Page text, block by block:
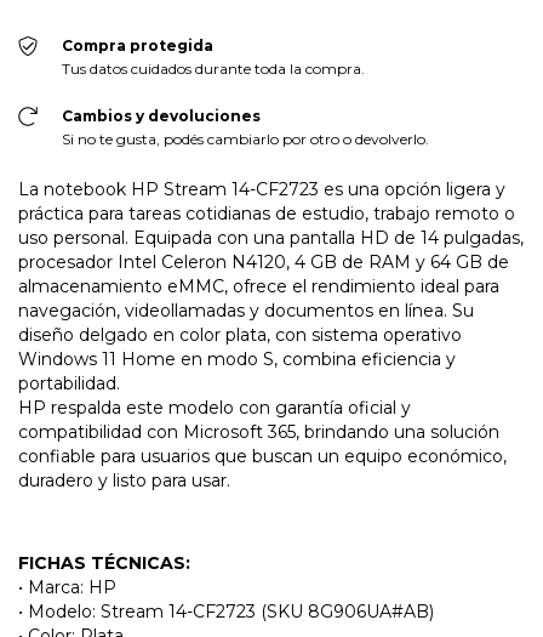
Compra protegida
Tus datos cuidados durante toda la compra.
Cambios y devoluciones
Si no te gusta, podés cambiarlo por otro o devolverlo.
La notebook HP Stream 14-CF2723 es una opción ligera y
práctica para tareas cotidianas de estudio, trabajo remoto o
uso personal. Equipada con una pantalla HD de 14 pulgadas,
procesador Intel Celeron N4120, 4 GB de RAM y 64 GB de
almacenamiento eMMC, ofrece el rendimiento ideal para
navegación, videollamadas y documentos en línea. Su
diseño delgado en color plata, con sistema operativo
Windows 11 Home en modo S, combina eficiencia y
portabilidad.
HP respalda este modelo con garantía oficial y
compatibilidad con Microsoft 365, brindando una solución
confiable para usuarios que buscan un equipo económico,
duradero y listo para usar.
FICHAS TÉCNICAS:
• Marca: HP
• Modelo: Stream 14-CF2723 (SKU 8G906UA#AB)